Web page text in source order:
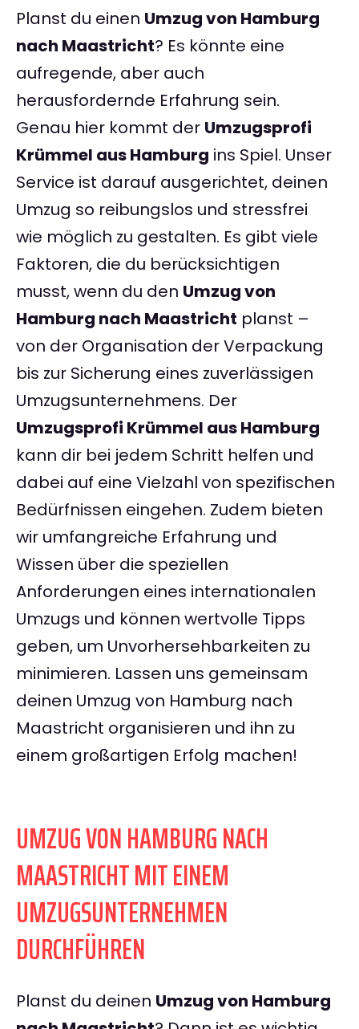
Planst du einen Umzug von Hamburg
nach Maastricht? Es könnte eine
aufregende, aber auch
herausfordernde Erfahrung sein.
Genau hier kommt der Umzugsprofi
Krümmel aus Hamburg ins Spiel. Unser
Service ist darauf ausgerichtet, deinen
Umzug so reibungslos und stressfrei
wie möglich zu gestalten. Es gibt viele
Faktoren, die du berücksichtigen
musst, wenn du den Umzug von
Hamburg nach Maastricht planst –
von der Organisation der Verpackung
bis zur Sicherung eines zuverlässigen
Umzugsunternehmens. Der
Umzugsprofi Krümmel aus Hamburg
kann dir bei jedem Schritt helfen und
dabei auf eine Vielzahl von spezifischen
Bedürfnissen eingehen. Zudem bieten
wir umfangreiche Erfahrung und
Wissen über die speziellen
Anforderungen eines internationalen
Umzugs und können wertvolle Tipps
geben, um Unvorhersehbarkeiten zu
minimieren. Lassen uns gemeinsam
deinen Umzug von Hamburg nach
Maastricht organisieren und ihn zu
einem großartigen Erfolg machen!
UMZUG VON HAMBURG NACH
MAASTRICHT MIT EINEM
UMZUGSUNTERNEHMEN
DURCHFÜHREN
Planst du deinen Umzug von Hamburg